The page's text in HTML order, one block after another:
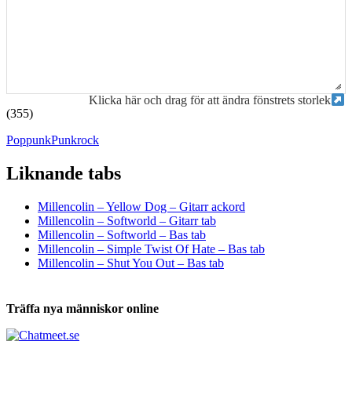
Klicka här och drag för att ändra fönstrets storlek
(355)
PoppunkPunkrock
Liknande tabs
Millencolin – Yellow Dog – Gitarr ackord
Millencolin – Softworld – Gitarr tab
Millencolin – Softworld – Bas tab
Millencolin – Simple Twist Of Hate – Bas tab
Millencolin – Shut You Out – Bas tab
Träffa nya människor online